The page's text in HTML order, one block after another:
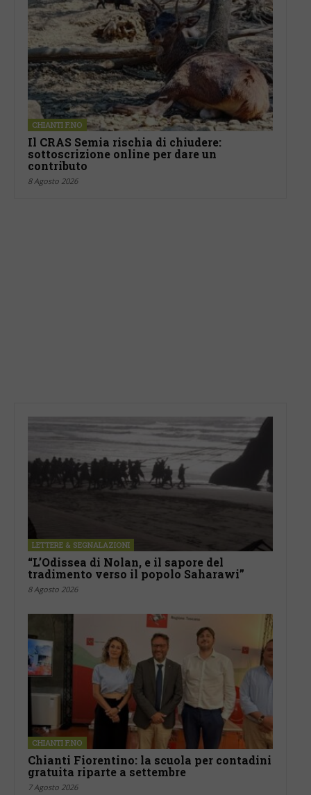
CHIANTI F.NO
Il CRAS Semia rischia di chiudere:
sottoscrizione online per dare un
contributo
8 Agosto 2026
LETTERE & SEGNALAZIONI
“L’Odissea di Nolan, e il sapore del
tradimento verso il popolo Saharawi”
8 Agosto 2026
CHIANTI F.NO
Chianti Fiorentino: la scuola per contadini
gratuita riparte a settembre
7 Agosto 2026